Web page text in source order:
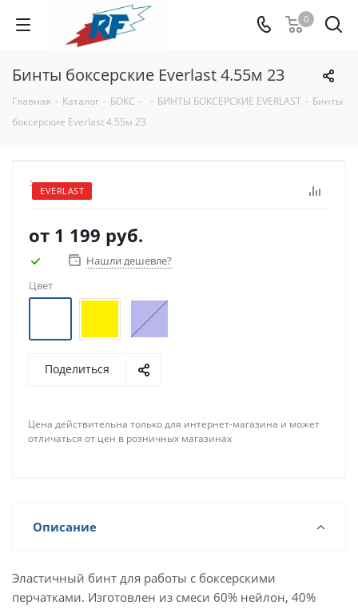
0
Бинты боксерские Everlast 4.55м 23
Главная - Каталог - БОКС - - БИНТЫ БОКСЕРСКИЕ EVERLAST - Бинты
боксерские Everlast 4.55м 23
EVERLAST
:
от 1 199 руб.
Нашли дешевле?
Цвет
Поделиться
Цена действительна только для интернет-магазина и может
отличаться от цен в розничных магазинах
Описание
Эластичный бинт для работы с боксерскими
перчатками. Изготовлен из смеси 60% нейлон, 40%